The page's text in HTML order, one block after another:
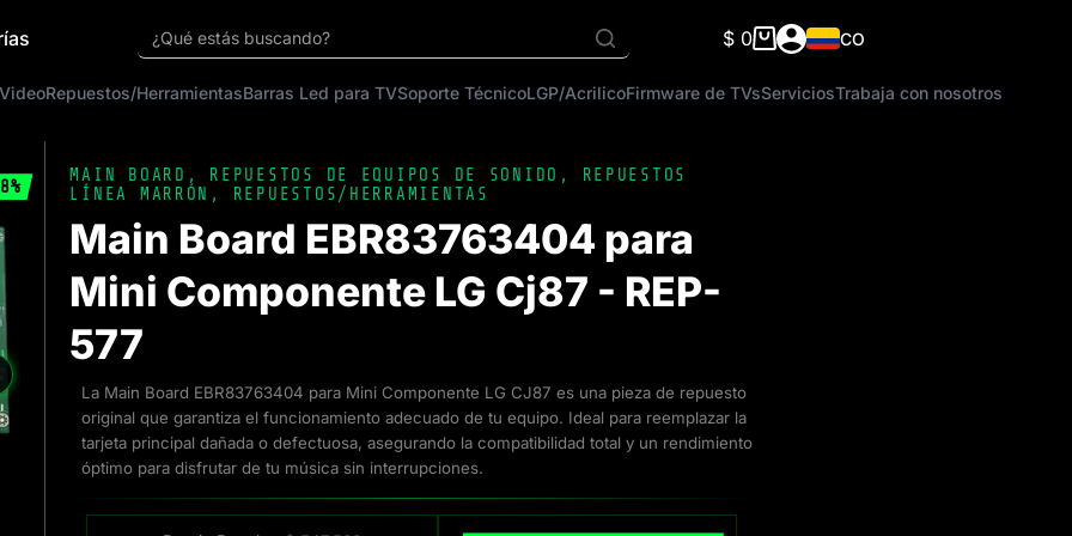
¿Qué estás buscando?
Carro
compra
$ 0 CO
Repuestos/HerramientasBarras Led para TVSoporte TécnicoLGP/AcrilicoFirmware de TVsServiciosTrabaja con nosotros
MAIN BOARD , REPUESTOS DE EQUIPOS DE SONIDO ,
REPUESTOS
LÍNEA MARRÓN , REPUESTOS/HERRAMIENTAS
Main Board EBR83763404 para
Mini Componente LG Cj87 - REP-
577
La Main Board EBR83763404 para Mini Componente LG CJ87 es una pieza de repuesto
original que garantiza el funcionamiento adecuado de tu equipo. Ideal para reemplazar la
tarjeta principal dañada o defectuosa, asegurando la compatibilidad total y un rendimiento
óptimo para disfrutar de tu música sin interrupciones.